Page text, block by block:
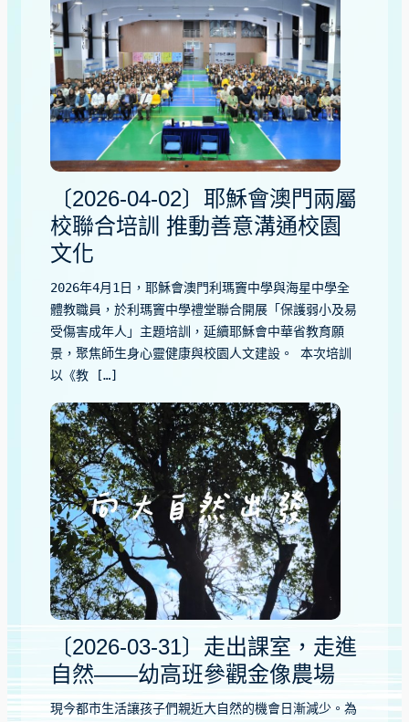
〔2026-04-02〕耶穌會澳門兩屬
校聯合培訓 推動善意溝通校園
文化
2026年4月1日，耶穌會澳門利瑪竇中學與海星中學全
體教職員，於利瑪竇中學禮堂聯合開展「保護弱小及易
受傷害成年人」主題培訓，延續耶穌會中華省教育願
景，聚焦師生身心靈健康與校園人文建設。 本次培訓
以《教 […]
〔2026-03-31〕走出課室，走進
自然——幼高班參觀金像農場
現今都市生活讓孩子們親近大自然的機會日漸減少。為